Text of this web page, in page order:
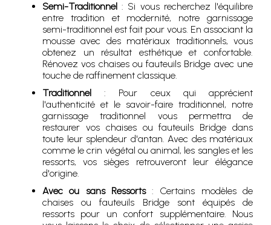
Semi-Traditionnel : Si vous recherchez l'équilibre
entre tradition et modernité, notre garnissage
semi-traditionnel est fait pour vous. En associant la
mousse avec des matériaux traditionnels, vous
obtenez un résultat esthétique et confortable.
Rénovez vos chaises ou fauteuils Bridge avec une
touche de raffinement classique.
Traditionnel: Pour ceux qui apprécient
l'authenticité et le savoir-faire traditionnel, notre
garnissage traditionnel vous permettra de
restaurer vos chaises ou fauteuils Bridge dans
toute leur splendeur d'antan. Avec des matériaux
comme le crin végétal ou animal, les sangles et les
ressorts, vos sièges retrouveront leur élégance
d'origine.
Avec ou sans Ressorts: Certains modèles de
chaises ou fauteuils Bridge sont équipés de
ressorts pour un confort supplémentaire. Nous